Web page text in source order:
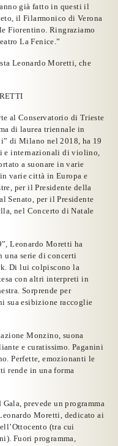
già fatto in questi il
il Filarmonico di Verona
Fiorentino. Ringraziamo
La Fenice.”
Leonardo Moretti, che
al Conservatorio di Trieste
di laurea triennale in
di Milano nel 2018, ha 19
e internazionali di violino,
a suonare in varie
varie città in Europa e
per il Presidente della
Senato, per il Presidente
nel Concerto di Natale
Leonardo Moretti ha
una serie di concerti
Di lui colpiscono la
con altri interpreti in
Sorprende per
sua esibizione raccoglie
Monzino, suona
e curatissimo. Paganini
Perfette, emozionanti le
rende in una forma
Gala, prevede un programma
Moretti, dedicato ai
(tra cui
Fuori programma,